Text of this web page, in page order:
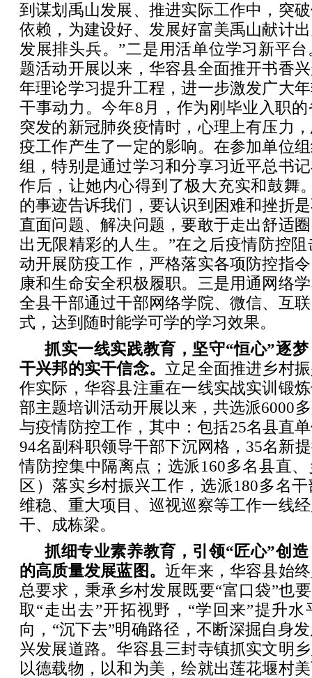
到谋划禹山发展、推进实际工作中，突
依赖，为建设好、发展好富美禹山献计
发展排头兵。”二是用活单位学习新平
题活动开展以来，华容县全面推开书香
年理论学习提升工程，进一步激发广大
干事动力。今年8月，作为刚毕业入职
突发的新冠肺炎疫情时，心理上有压力
疫工作产生了一定的影响。在参加单位
组，特别是通过学习和分享习近平总书
作后，让她内心得到了极大充实和鼓舞
的事迹告诉我们，要认识到困难和挫折
直面问题、解决问题，要敢于走出舒适
出无限精彩的人生。”在之后疫情防控
动开展防疫工作，严格落实各项防控指
康和生命安全积极履职。三是用通网络
全县干部通过干部网络学院、微信、互
式，达到随时能学可学的学习效果。
抓实一线实践教育，坚守“恒心”逐
干兴邦的实干信念。 立足全面推进乡村
作实际，华容县注重在一线实战实训锻
部主题培训活动开展以来，共选派6000
与疫情防控工作，其中：包括25名县直
94名副科职领导干部下沉网格，35名新
情防控集中隔离点；选派160多名县直
区）落实乡村振兴工作，选派180多名
维稳、重大项目、巡视巡察等工作一线
干、成栋梁。
抓细专业素养教育，引领“匠心”创
的高质量发展蓝图。近年来，华容县始
总要求，秉承乡村发展既要“富口袋”也
取“走出去”开拓视野，“学回来”提升水
向，“沉下去”明确路径，不断深掘自身
兴发展道路。华容县三封寺镇抓实文明
以德载物，以和为美，绘就出莲花堰村